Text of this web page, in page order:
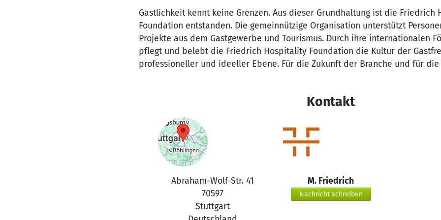
Gastlichkeit kennt keine Grenzen. Aus dieser Grundhaltung ist die Friedrich
Foundation entstanden. Die gemeinnützige Organisation unterstützt
Projekte aus dem Gastgewerbe und Tourismus. Durch ihre internationalen
pflegt und belebt die Friedrich Hospitality Foundation die Kultur der
professioneller und ideeller Ebene. Für die Zukunft der Branche und für
Kontakt
Abraham-Wolf-Str. 41
70597
Stuttgart
M. Friedrich
Nachricht schreiben